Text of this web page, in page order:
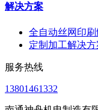
解决方案
全自动丝网印
定制加工解决方
服务热线
13801461332